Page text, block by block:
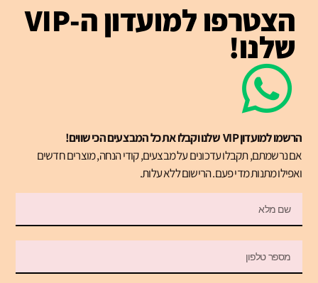
הצטרפו למועדון ה-VIP
שלנו!
הרשמו למועדון VIP שלנו וקבלו את כל המבצעים הכי שווים!
אם נרשמתם, תקבלו עדכונים על מבצעים, קודי הנחה, מוצרים חדשים
ואפילו מתנות מדי פעם. הרישום ללא עלות.